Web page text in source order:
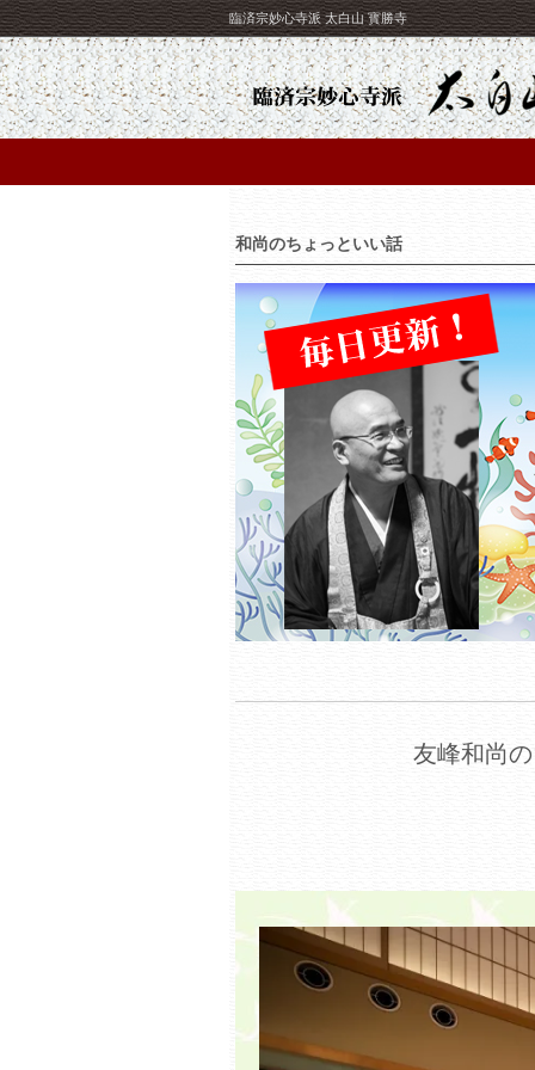
臨済宗妙心寺派 太白山 寳勝寺
和尚のちょっといい話
友峰和尚